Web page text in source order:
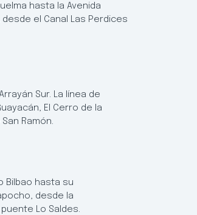
hasta la Avenida
desde el Canal Las Perdices
Sur. La línea de
El Cerro de la
Ramón.
Bilbao hasta su
desde la
Lo Saldes.